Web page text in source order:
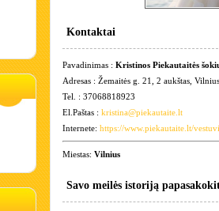
Kontaktai
Pavadinimas : Kristinos Piekautaitės
Adresas : Žemaitės g. 21, 2 aukštas, Vilnius
Tel. : 37068818923
El.Paštas : kristina@piekautaite.lt
Internete: https://www.piekautaite.lt/
Miestas: Vilnius
Savo meilės istoriją